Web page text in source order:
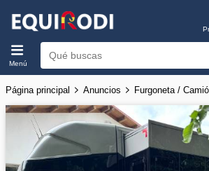
Menú
Página principal Anuncios Furgoneta /